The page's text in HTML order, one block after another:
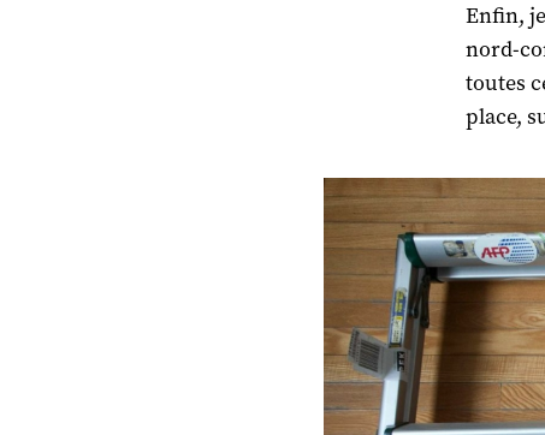
Enfin,
nord-
toutes
place,